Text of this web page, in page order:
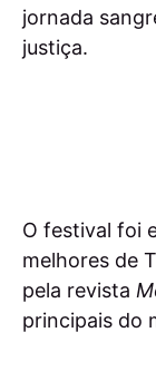
jornada
justiça.
O festival foi
melhores de
pela revista
principais do